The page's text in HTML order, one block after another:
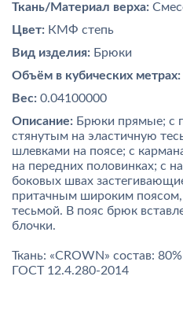
Ткань/Материал верха:
Цвет: КМФ степь
Вид изделия: Брюки
Объём в кубических метрах:
Вес: 0.04100000
Описание: Брюки прямые; с
стянутым на эластичную
шлевками на поясе; с
на передних половинках; с
боковых швах
притачным широким поясом,
тесьмой. В пояс брюк
блочки.
Ткань: «CROWN» состав:
ГОСТ 12.4.280-2014